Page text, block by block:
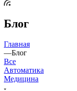
Блог
Главная
—Блог
Все
Автоматика
Медицина